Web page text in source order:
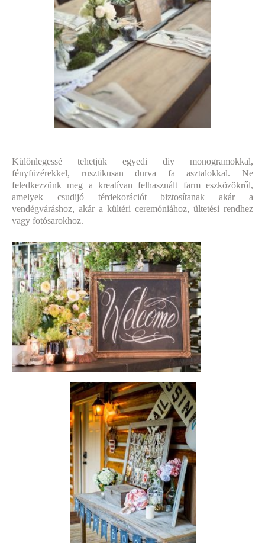
Különlegessé tehetjük egyedi diy monogramokkal,
fényfüzérekkel, rusztikusan durva fa asztalokkal. Ne
feledkezzünk meg a kreatívan felhasznált farm eszközökről,
amelyek csudijó térdekorációt biztosítanak akár a
vendégváráshoz, akár a kültéri ceremóniához, ültetési rendhez
vagy fotósarokhoz.